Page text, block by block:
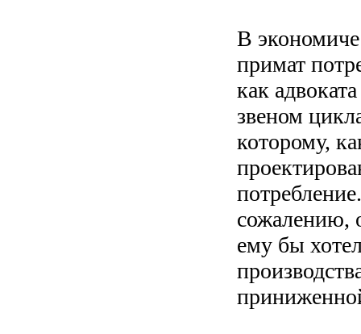
В
примат
как
звеном
которому,
сожалению,
ему бы